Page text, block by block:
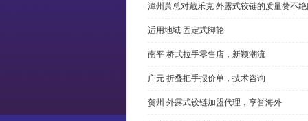
漳州萧总对戴乐克 外露式铰链的质量赞不
适用地域 固定式脚轮
南平 桥式拉手零售店，新颖潮流
广元 折叠把手报价单，技术咨询
贺州 外露式铰链加盟代理，享誉海外